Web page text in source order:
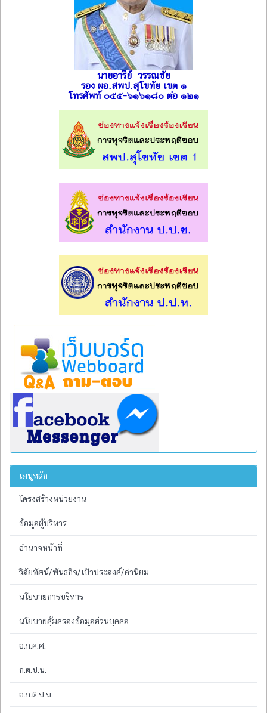
นายอารีย์ วรรณชัย
รอง ผอ.สพป.สุโขทัย เขต ๑
โทรศัพท์ ๐๕๕-๖๑๖๑๘๐ ต่อ ๑๒๑
เมนูหลัก
โครงสร้างหน่วยงาน
ข้อมูลผู้บริหาร
อำนาจหน้าที่
วิสัยทัศน์/พันธกิจ/เป้าประสงค์/ค่านิยม
นโยบายการบริหาร
นโยบายคุ้มครองข้อมูลส่วนบุคคล
อ.ก.ค.ศ.
ก.ต.ป.น.
อ.ก.ต.ป.น.